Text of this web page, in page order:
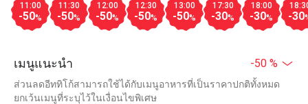
11:00
-50%
11:30
-50%
12:00
-50%
12:30
-50%
13:00
-50%
17:30
-30%
18:00
-30% -30
เมนูแนะนำ -50 %
ส่วนลดอีททิโก้สามารถใช้ได้กับเมนูอาหารที่เป็นราคาปกติทั้งหมด
ยกเว้นเมนูที่ระบุไว้ในเงื่อนไขพิเศษ